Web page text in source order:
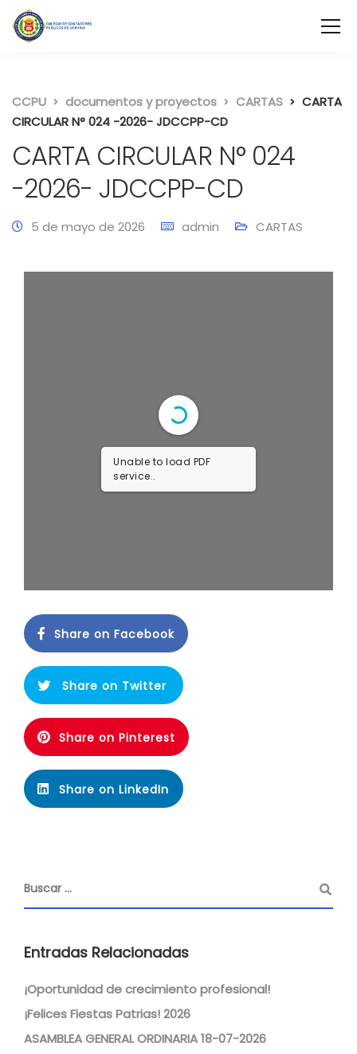
CCPU documentos y proyectos CARTAS
CARTA
CIRCULAR N° 024 -2026- JDCCPP-CD
CARTA CIRCULAR N° 024
-2026- JDCCPP-CD
5 de mayo de 2026 admin CARTAS
Unable to load PDF
service..
Share on Facebook
Share on Twitter
Share on Pinterest
Share on LinkedIn
Entradas Relacionadas
¡Oportunidad de crecimiento profesional!
¡Felices Fiestas Patrias! 2026
ASAMBLEA GENERAL ORDINARIA 18-07-2026